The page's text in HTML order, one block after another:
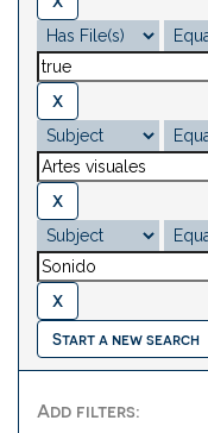
Start a new search
Add filters: